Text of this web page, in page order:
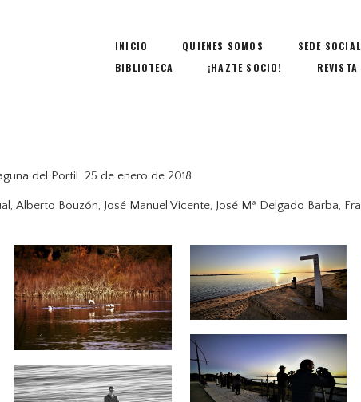
INICIO QUIENES SOMOS SEDE SOCIAL
BIBLIOTECA
¡HAZTE SOCIO!
del Portil. 25 de enero de 2018
Alberto Bouzón, José Manuel Vicente, José Mª Delgado Barba,